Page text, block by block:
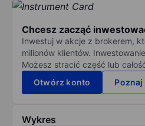
Chcesz zacząć
Inwestuj w akcje z brokerem,
milionów klientów.
Możesz stracić część lub
Otwórz konto
Poznaj
Wykres